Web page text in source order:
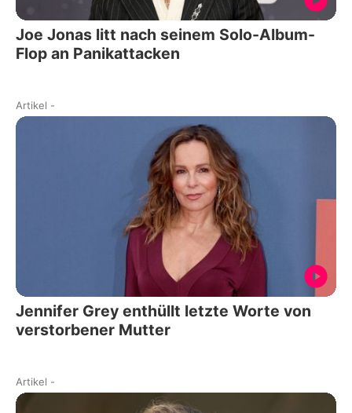
Joe Jonas litt nach seinem Solo-Album-
Flop an Panikattacken
Artikel -
Jennifer Grey enthüllt letzte Worte von
verstorbener Mutter
Artikel -